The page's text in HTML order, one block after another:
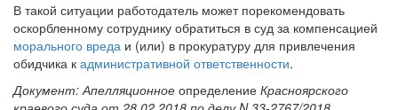
В такой ситуации работодатель может порекомендовать
оскорбленному сотруднику обратиться в суд за компенсацией
морального вреда и (или) в прокуратуру для привлечения
обидчика к административной ответственности.
Документ: Апелляционное определение Красноярского